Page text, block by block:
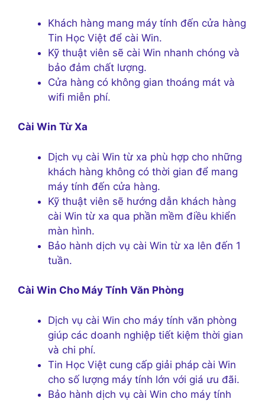
Khách hàng mang máy tính đến cửa hàng
Tin Học Việt để cài Win.
Kỹ thuật viên sẽ cài Win nhanh chóng và
bảo đảm chất lượng.
Cửa hàng có không gian thoáng mát và
wifi miễn phí.
Cài Win Từ Xa
Dịch vụ cài Win từ xa phù hợp cho những
khách hàng không có thời gian để mang
máy tính đến cửa hàng.
Kỹ thuật viên sẽ hướng dẫn khách hàng
cài Win từ xa qua phần mềm điều khiển
màn hình.
Bảo hành dịch vụ cài Win từ xa lên đến 1
tuần.
Cài Win Cho Máy Tính Văn Phòng
Dịch vụ cài Win cho máy tính văn phòng
giúp các doanh nghiệp tiết kiệm thời gian
và chi phí.
Tin Học Việt cung cấp giải pháp cài Win
cho số lượng máy tính lớn với giá ưu đãi.
Bảo hành dịch vụ cài Win cho máy tính